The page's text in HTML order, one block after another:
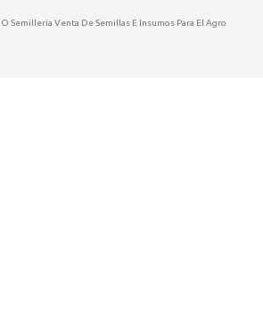
Semilleria Venta De Semillas E Insumos Para El Agro